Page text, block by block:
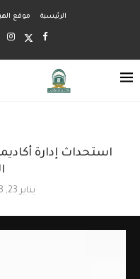
الرئيسية موقع
استحداث إدارة
يناير 23, 2023